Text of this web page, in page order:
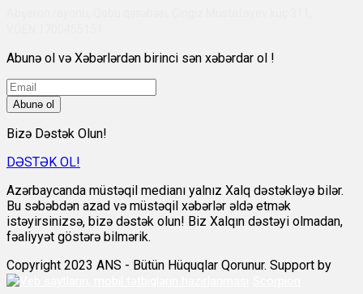
Abunə ol və Xəbərlərdən birinci sən xəbərdar ol !
Abunə ol
Bizə Dəstək Olun!
DƏSTƏK OL!
Azərbaycanda müstəqil medianı yalnız Xalq dəstəkləyə bilər.
Bu səbəbdən azad və müstəqil xəbərlər əldə etmək
istəyirsinizsə, bizə dəstək olun! Biz Xalqın dəstəyi olmadan,
fəaliyyət göstərə bilmərik.
Copyright 2023 ANS - Bütün Hüquqlar Qorunur. Support by